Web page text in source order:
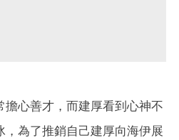
擔心善才，而建厚看到心神不
為了推銷自己建厚向海伊展